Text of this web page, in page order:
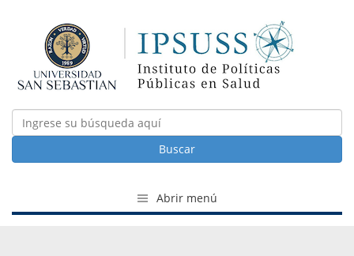
Buscar
Abrir menú